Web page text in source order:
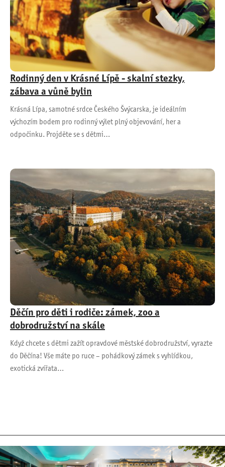
Rodinný den v Krásné Lípě - skalní stezky,
zábava a vůně bylin
Krásná Lípa, samotné srdce Českého Švýcarska, je ideálním
výchozím bodem pro rodinný výlet plný objevování, her a
odpočinku. Projděte se s dětmi…
Děčín pro děti i rodiče: zámek, zoo a
dobrodružství na skále
Když chcete s dětmi zažít opravdové městské dobrodružství, vyrazte
do Děčína! Vše máte po ruce – pohádkový zámek s vyhlídkou,
exotická zvířata…